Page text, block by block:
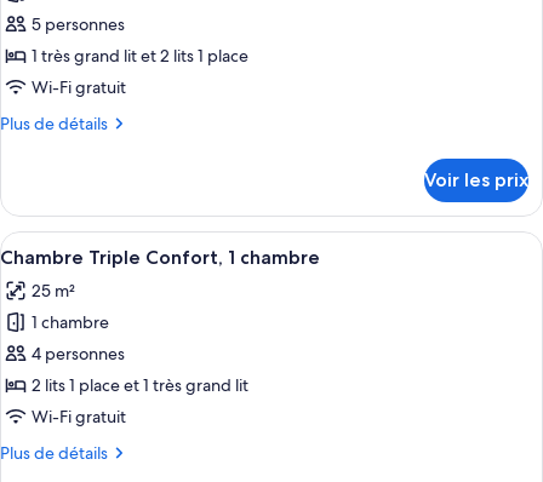
ce
type
de
chambre :
2
chambres,
non-
fumeurs,
coin
cuisine
5 personnes
1 très grand lit et 2 lits 1 place
Wi-Fi gratuit
Plus de détails
Plus
le
type
de
Appartement
Familial,
chambres,
non-
fumeurs,
coin
cuisine
Voir les prix
Afficher
toutes
les
photos
pour
ce
type
chambre :
Une chambre avec deux lits, un
1
Chambre Triple Confort, 1 chambre
25 m²
1 chambre
4 personnes
2 lits 1 place et 1 très grand lit
Wi-Fi gratuit
Plus de détails
Plus